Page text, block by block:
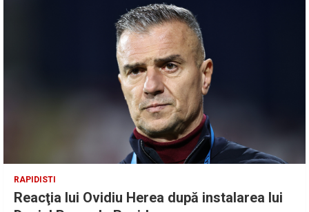
RAPIDISTI
Reacţia lui Ovidiu Herea după instalarea lui